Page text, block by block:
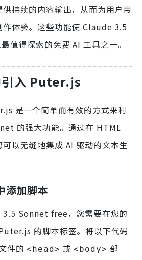
持续的内容输出，从而为用户带
体验。这些功能使 Claude 3.5
值得探索的免费 AI 工具之一。
引入 Puter.js
是一个简单而有效的方式来利
的强大功能。通过在 HTML
以无缝地集成 AI 驱动的文本生
添加脚本
Sonnet free，您需要在您的
的脚本标签。将以下代码
件的 <head> 或 <body> 部